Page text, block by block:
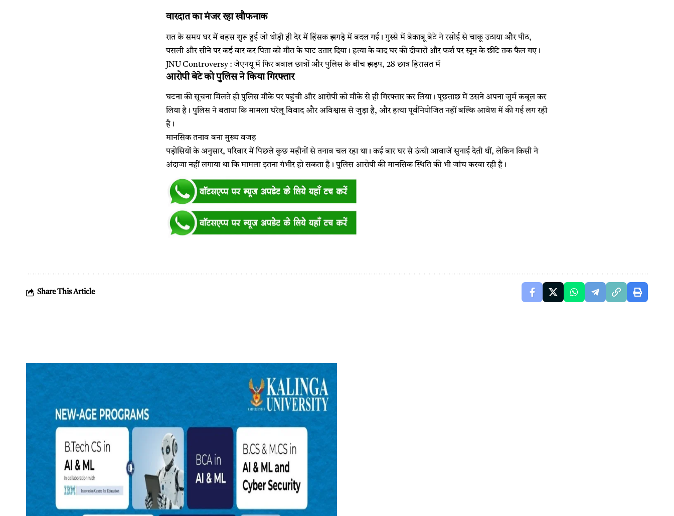
वारदात का मंजर रहा खौफनाक
रात के समय घर में बहस शुरू हुई जो थोड़ी ही देर में हिंसक झगड़े में बदल गई। गुस्से में बेकाबू बेटे ने रसोई से चाकू उठाया और पीठ,
पसली और सीने पर कई वार कर पिता को मौत के घाट उतार दिया। हत्या के बाद घर की दीवारों और फर्श पर खून के छींटे तक फैल गए।
JNU Controversy : जेएनयू में फिर बवाल छात्रों और पुलिस के बीच झड़प, 28 छात्र हिरासत में
आरोपी बेटे को पुलिस ने किया गिरफ्तार
घटना की सूचना मिलते ही पुलिस मौके पर पहुंची और आरोपी को मौके से ही गिरफ्तार कर लिया। पूछताछ में उसने अपना जुर्म कबूल कर
लिया है। पुलिस ने बताया कि मामला घरेलू विवाद और अविश्वास से जुड़ा है, और हत्या पूर्वनियोजित नहीं बल्कि आवेश में की गई लग रही
है।
मानसिक तनाव बना मुख्य वजह
पड़ोसियों के अनुसार, परिवार में पिछले कुछ महीनों से तनाव चल रहा था। कई बार घर से ऊंची आवाजें सुनाई देती थीं, लेकिन किसी ने
अंदाजा नहीं लगाया था कि मामला इतना गंभीर हो सकता है। पुलिस आरोपी की मानसिक स्थिति की भी जांच करवा रही है।
Share This Article